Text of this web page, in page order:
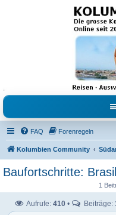
Kolumbienforum -
grosse Forum der
Freunde
Reisen, Auswandern, Kultur, Politik,
Austausch, Erfahrungen und
FAQ Forenregeln
Kolumbien Community
Baufortschritte:
1
Aufrufe: 410 • Beiträge: